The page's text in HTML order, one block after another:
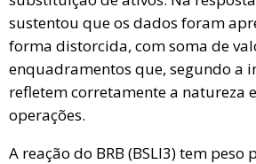
sustentou que os dados foram
forma distorcida, com soma de
enquadramentos que, segundo a
refletem corretamente a natureza
operações.
A reação do BRB (BSLI3) tem